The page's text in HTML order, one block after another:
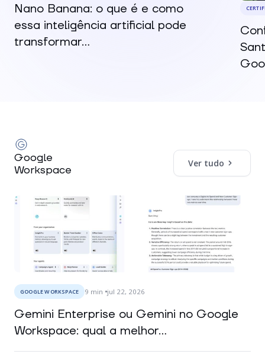
Nano Banana: o que é e como
essa inteligência artificial pode
transformar...
Google
Workspace
Ver tudo
GOOGLE WORKSPACE 9 min jul 22, 2026
Gemini Enterprise ou Gemini no Google
Workspace: qual a melhor...